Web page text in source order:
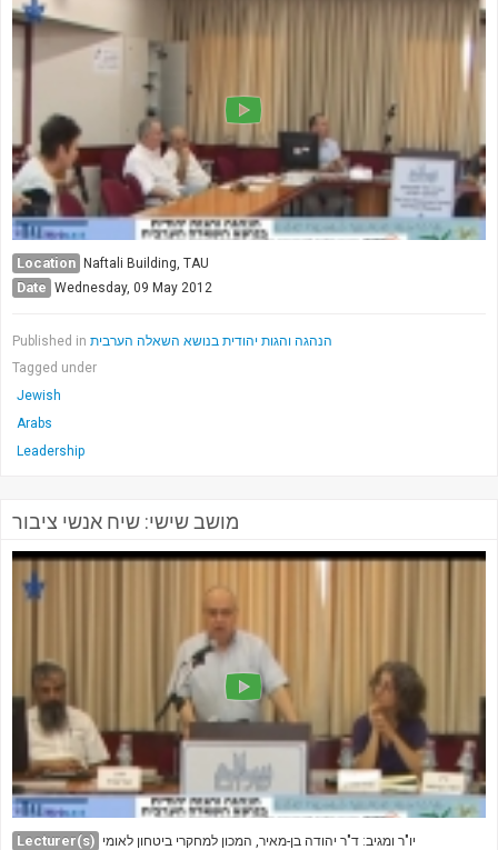
Location Naftali Building, TAU
Date Wednesday, 09 May 2012
Published in הנהגה והגות יהודית בנושא השאלה הערבית
Tagged under
Jewish
Arabs
Leadership
מושב שישי: שיח אנשי ציבור
Lecturer(s) יו"ר ומגיב: ד"ר יהודה בן-מאיר, המכון למחקרי ביטחון לאומי